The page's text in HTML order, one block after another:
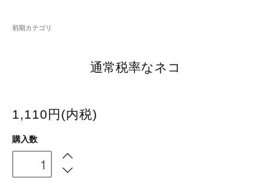
初期カテゴリ
通常税率なネコ
1,110円(内税)
購入数